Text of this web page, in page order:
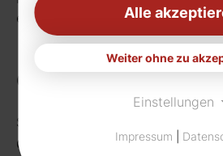
eMail:
info[at]rudat-gmbh.de
Getränke
Sortiment
Craft Beer
Alle
Weiter ohne zu
Einstellungen
Impressum